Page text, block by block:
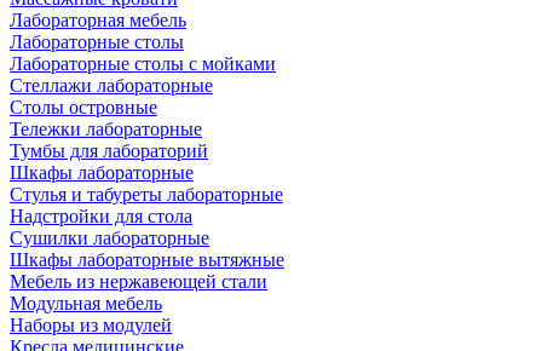
Лабораторная мебель
Лабораторные столы
Лабораторные столы с мойками
Стеллажи лабораторные
Столы островные
Тележки лабораторные
Тумбы для лабораторий
Шкафы лабораторные
Стулья и табуреты лабораторные
Надстройки для стола
Сушилки лабораторные
Шкафы лабораторные вытяжные
Мебель из нержавеющей стали
Модульная мебель
Наборы из модулей
Кресла медицинские